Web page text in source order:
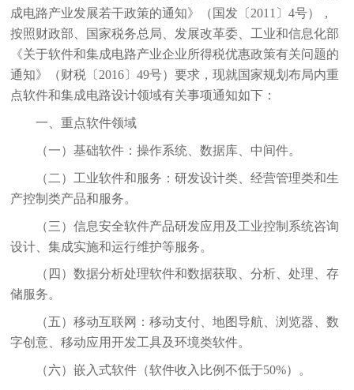
成电路产业发展若干政策的通知》（国发〔2011〕4号），
按照财政部、国家税务总局、发展改革委、工业和信息化部
《关于软件和集成电路产业企业所得税优惠政策有关问题的
通知》（财税〔2016〕49号）要求，现就国家规划布局内重
点软件和集成电路设计领域有关事项通知如下：
一、重点软件领域
（一）基础软件：操作系统、数据库、中间件。
（二）工业软件和服务：研发设计类、经营管理类和生
产控制类产品和服务。
（三）信息安全软件产品研发应用及工业控制系统咨询
设计、集成实施和运行维护等服务。
（四）数据分析处理软件和数据获取、分析、处理、存
储服务。
（五）移动互联网：移动支付、地图导航、浏览器、数
字创意、移动应用开发工具及环境类软件。
（六）嵌入式软件（软件收入比例不低于50%）。